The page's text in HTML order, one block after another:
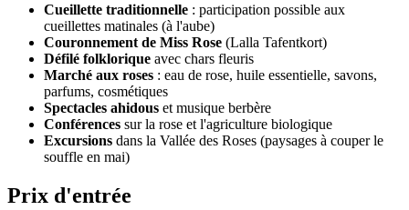
Cueillette traditionnelle : participation possible aux
cueillettes matinales (à l'aube)
Couronnement de Miss Rose (Lalla Tafentkort)
Défilé folklorique avec chars fleuris
Marché aux roses : eau de rose, huile essentielle, savons,
parfums, cosmétiques
Spectacles ahidous et musique berbère
Conférences sur la rose et l'agriculture biologique
Excursions dans la Vallée des Roses (paysages à couper le
souffle en mai)
Prix d'entrée